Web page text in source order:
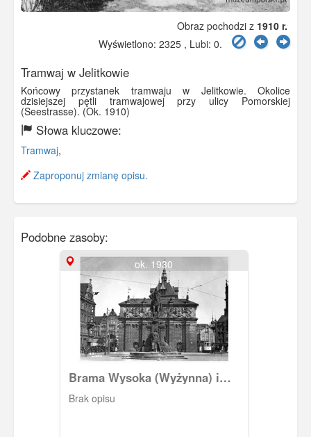
Obraz pochodzi z 1910 r.
Wyświetlono: 2325 , Lubi: 0.
Tramwaj w Jelitkowie
Końcowy przystanek tramwaju w Jelitkowie. Okolice
dzisiejszej pętli tramwajowej przy ulicy Pomorskiej
(Seestrasse). (Ok. 1910)
Słowa kluczowe:
Tramwaj,
Zaproponuj zmianę opisu.
Podobne zasoby:
ok. 1930
Brama Wysoka (Wyżynna) i
pomnik cesarza Wilhelma I.
Brak opisu